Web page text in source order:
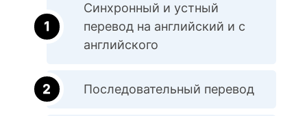
Синхронный и устный
перевод на английский и с
английского
Последовательный перевод